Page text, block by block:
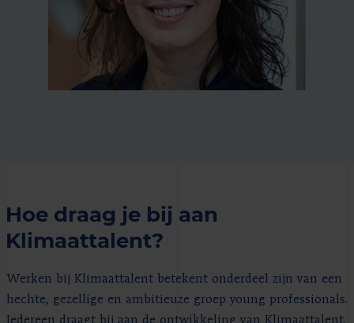
Hoe draag je bij aan
Klimaattalent?
Werken bij Klimaattalent betekent onderdeel zijn van een
hechte, gezellige en ambitieuze groep young professionals.